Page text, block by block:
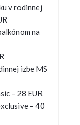
v rodinnej
na
izbe MS
– 28 EUR
– 40